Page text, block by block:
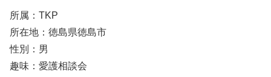
所属：TKP
所在地：徳島県徳島市
性別：男
趣味：愛護相談会